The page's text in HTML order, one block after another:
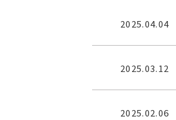
2025.04.04
2025.03.12
2025.02.06